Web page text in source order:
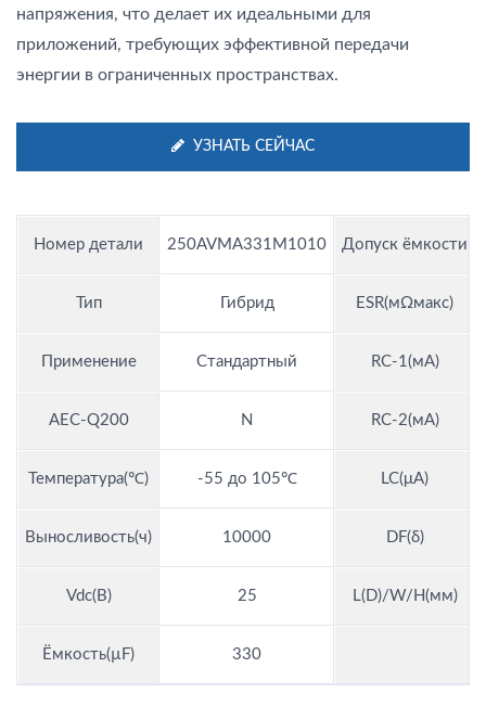
напряжения, что делает их идеальными для
приложений, требующих эффективной передачи
энергии в ограниченных пространствах.
УЗНАТЬ СЕЙЧАС
Номер детали 250AVMA331M1010 Допуск ёмкости
Тип Гибрид ESR(мΩмакс)
Применение Стандартный RC-1(мА)
AEC-Q200 N RC-2(мА)
Температура(℃) -55 до 105℃ LC(μA)
Выносливость(ч) 10000 DF(δ)
Vdc(В) 25 L(D)/W/H(мм)
Ёмкость(µF) 330